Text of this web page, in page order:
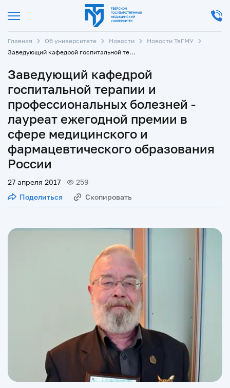
Главная Об университете Новости
Новости ТвГМУ
Заведующий кафедрой госпитальной терапии и профессиональных болезней - лауреат ежегодной премии в сфере медицинского и фармацевтического образования России
Заведующий кафедрой
госпитальной терапии и
профессиональных болезней -
лауреат ежегодной премии в
сфере медицинского и
фармацевтического образования
России
27 апреля 2017
259
Поделиться
Скопировать